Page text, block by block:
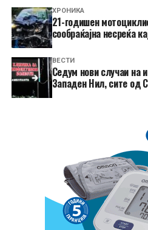
ХРОНИКА
21-годишен
сообраќајна несреќа
ВЕСТИ
Седум нови случаи на
Западен Нил, сите од